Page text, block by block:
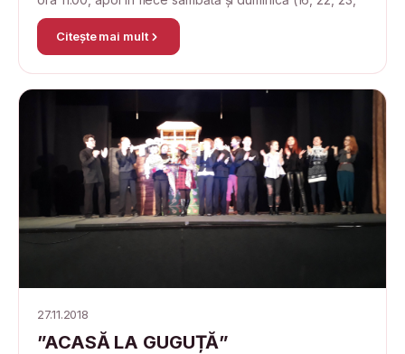
Citește mai mult
27.11.2018
”ACASĂ LA GUGUȚĂ”